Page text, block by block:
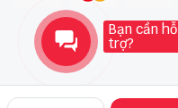
Bạn cần hỗ
trợ?